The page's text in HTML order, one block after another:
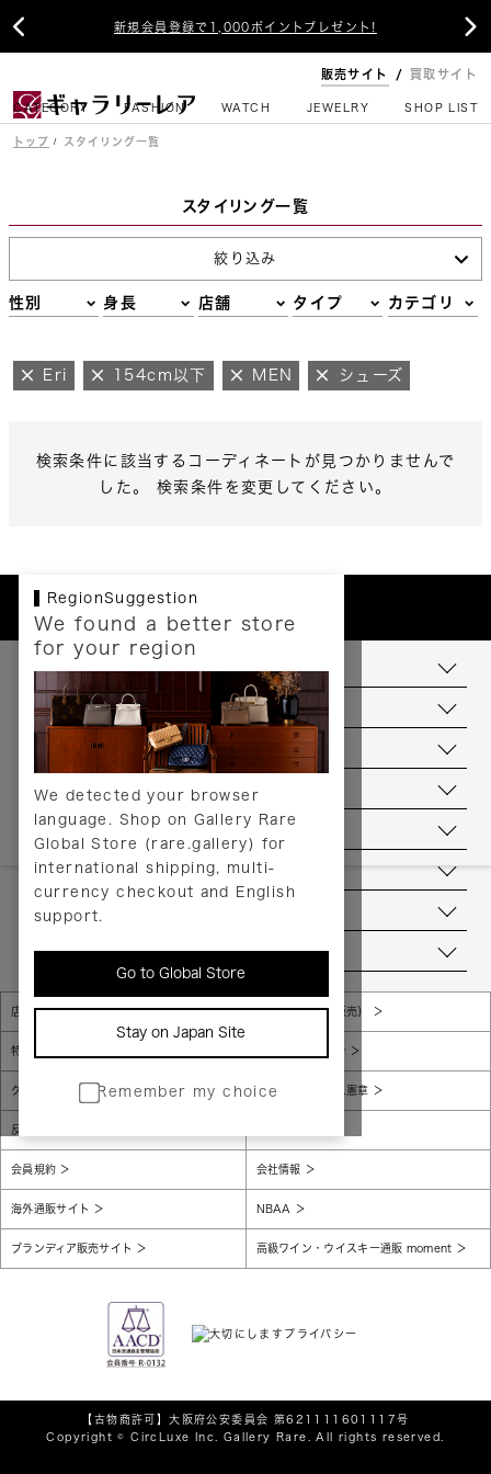
新規会員登録で1,000ポイントプレゼント!
 
販売サイト 買取サイト
CATEGORY FASHION WATCH JEWELRY SHOP LIST
トップ スタイリング一覧
スタイリング一覧
絞り込み
性別 身長 店舗 タイプ カテゴリ
Eri 154cm以下 MEN シューズ
検索条件に該当するコーディネートが見つかりませんで
した。 検索条件を変更してください。
RegionSuggestion
We found a better store
for your region
We detected your browser
language. Shop on Gallery Rare
Global Store (rare.gallery) for
international shipping, multi-
currency checkout and English
support.
Go to Global Store
Stay on Japan Site
Remember my choice
お支払いについて
配送について
送料について
返品について
ヘルプ
お問い合わせ
当店について
店舗一覧 販売規約（店頭販売）
特定商取引法に基づく表示 個人情報保護方針
グローバルプライバシーポリシー コンプライアンス憲章
反社会的勢力に対する基本方針
会員規約 会社情報
海外通販サイト NBAA
ブランディア販売サイト 高級ワイン・ウイスキー通販 moment
【古物商許可】大阪府公安委員会 第621111601117号
Copyright © CircLuxe Inc. Gallery Rare. All rights reserved.